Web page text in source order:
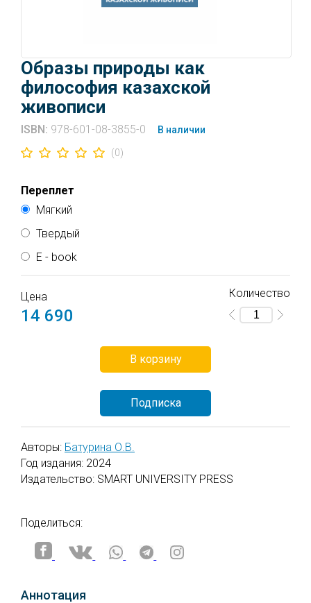
Образы природы как
философия казахской
живописи
ISBN: 978-601-08-3855-0 В наличии
(0)
Переплет
Мягкий
Твердый
E - book
Доступ к электронной книге активируется после
оплаты. Подтверждение об оплате придёт от
нашего сервера и от сервера платежной
Файлы электронных книг пользователям для
скачивания не предлагаются.
Все приобретенные пользователем электронные
книги будут доступны в разделе личного
Цена
14 690
Количество
В корзину
Подписка
Авторы: Батурина О.В.
Год издания: 2024
Издательство: SMART UNIVERSITY PRESS
Поделиться:
Аннотация